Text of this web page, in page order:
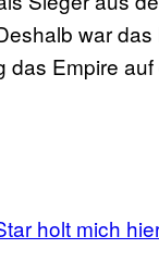
war
Empire
holt mich